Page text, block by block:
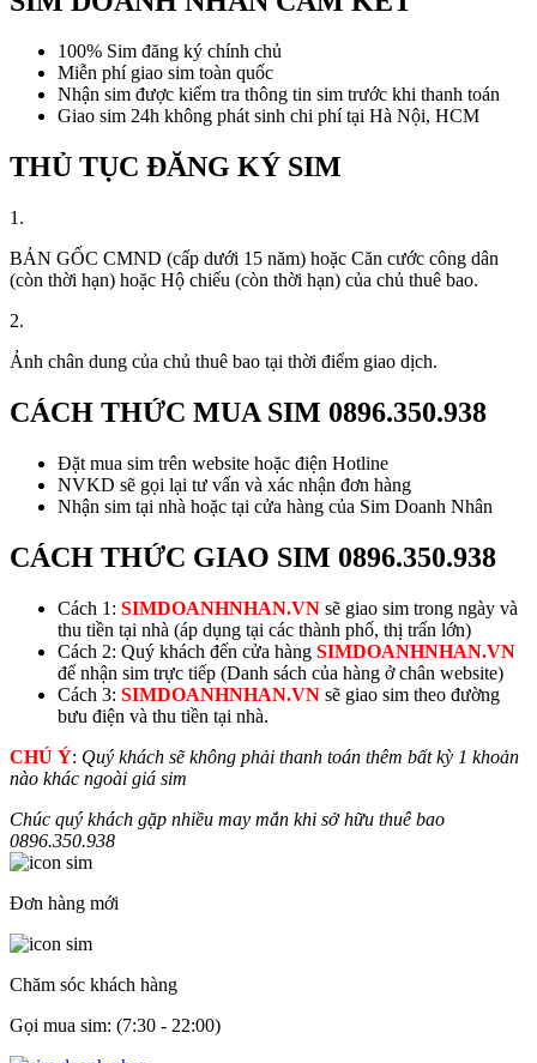
100% Sim đăng ký chính chủ
Miễn phí giao sim toàn quốc
Nhận sim được kiểm tra thông tin sim trước khi thanh toán
Giao sim 24h không phát sinh chi phí tại Hà Nội, HCM
THỦ TỤC ĐĂNG KÝ SIM
1.
BẢN GỐC CMND (cấp dưới 15 năm) hoặc Căn cước công dân
(còn thời hạn) hoặc Hộ chiếu (còn thời hạn) của chủ thuê bao.
2.
Ảnh chân dung của chủ thuê bao tại thời điểm giao dịch.
CÁCH THỨC MUA SIM 0896.350.938
Đặt mua sim trên website hoặc điện Hotline
NVKD sẽ gọi lại tư vấn và xác nhận đơn hàng
Nhận sim tại nhà hoặc tại cửa hàng của Sim Doanh Nhân
CÁCH THỨC GIAO SIM 0896.350.938
Cách 1: SIMDOANHNHAN.VN sẽ giao sim trong ngày và
thu tiền tại nhà (áp dụng tại các thành phố, thị trấn lớn)
Cách 2: Quý khách đến cửa hàng SIMDOANHNHAN.VN
để nhận sim trực tiếp (Danh sách của hàng ở chân website)
Cách 3: SIMDOANHNHAN.VN sẽ giao sim theo đường
bưu điện và thu tiền tại nhà.
CHÚ Ý: Quý khách sẽ không phải thanh toán thêm bất kỳ 1 khoản
nào khác ngoài giá sim
Chúc quý khách gặp nhiều may mắn khi sở hữu thuê bao
0896.350.938
Đơn hàng mới
Chăm sóc khách hàng
Gọi mua sim: (7:30 - 22:00)